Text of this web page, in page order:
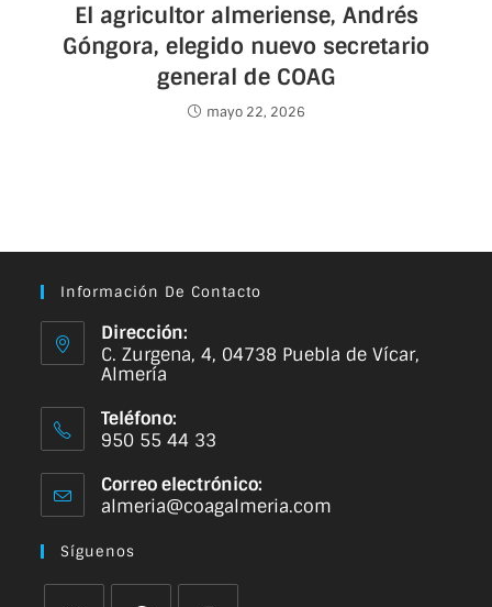
El agricultor almeriense, Andrés
Góngora, elegido nuevo secretario
general de COAG
mayo 22, 2026
Información De Contacto
Dirección:
C. Zurgena, 4, 04738 Puebla de Vícar,
Almería
Teléfono:
950 55 44 33
Correo electrónico:
almeria@coagalmeria.com
Síguenos